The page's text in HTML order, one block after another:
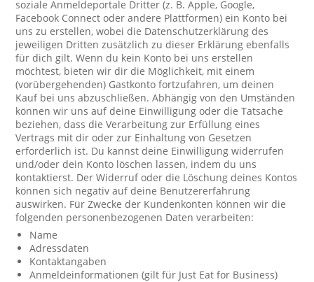
soziale Anmeldeportale Dritter (z. B. Apple, Google,
Facebook Connect oder andere Plattformen) ein Konto bei
uns zu erstellen, wobei die Datenschutzerklärung des
jeweiligen Dritten zusätzlich zu dieser Erklärung ebenfalls
für dich gilt. Wenn du kein Konto bei uns erstellen
möchtest, bieten wir dir die Möglichkeit, mit einem
(vorübergehenden) Gastkonto fortzufahren, um deinen
Kauf bei uns abzuschließen. Abhängig von den Umständen
können wir uns auf deine Einwilligung oder die Tatsache
beziehen, dass die Verarbeitung zur Erfüllung eines
Vertrags mit dir oder zur Einhaltung von Gesetzen
erforderlich ist. Du kannst deine Einwilligung widerrufen
und/oder dein Konto löschen lassen, indem du uns
kontaktierst. Der Widerruf oder die Löschung deines Kontos
können sich negativ auf deine Benutzererfahrung
auswirken. Für Zwecke der Kundenkonten können wir die
folgenden personenbezogenen Daten verarbeiten:
Name
Adressdaten
Kontaktangaben
Anmeldeinformationen (gilt für Just Eat for Business)